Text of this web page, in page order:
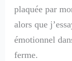
plaquée par
alors que
émotionnel
ferme.